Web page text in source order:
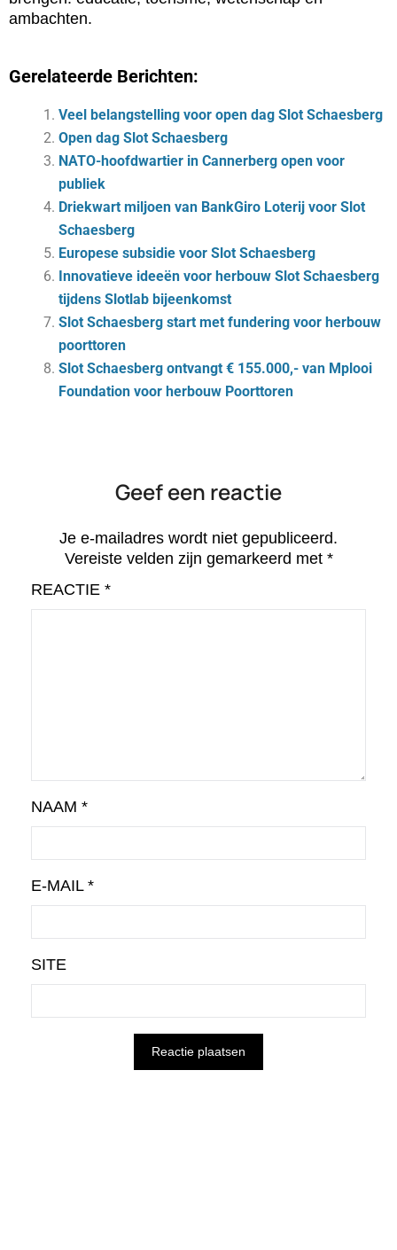
ambachten.
Gerelateerde Berichten:
Veel belangstelling voor open dag Slot Schaesberg
Open dag Slot Schaesberg
NATO-hoofdwartier in Cannerberg open voor
publiek
Driekwart miljoen van BankGiro Loterij voor Slot
Schaesberg
Europese subsidie voor Slot Schaesberg
Innovatieve ideeën voor herbouw Slot Schaesberg
tijdens Slotlab bijeenkomst
Slot Schaesberg start met fundering voor herbouw
poorttoren
Slot Schaesberg ontvangt € 155.000,- van Mplooi
Foundation voor herbouw Poorttoren
Geef een reactie
Je e-mailadres wordt niet gepubliceerd.
Vereiste velden zijn gemarkeerd met *
REACTIE *
NAAM *
E-MAIL *
SITE